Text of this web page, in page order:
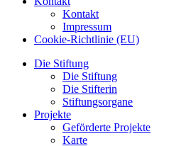
Kontakt
Impressum
Cookie-Richtlinie (EU)
Die Stiftung
Die Stiftung
Die Stifterin
Stiftungsorgane
Projekte
Geförderte Projekte
Karte